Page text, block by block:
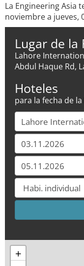
La Engineering Asia
noviembre a jueves,
Lugar de la
Lahore
Abdul Haque Rd,
Hoteles
para la fecha de
+